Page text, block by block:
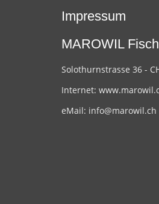
Impressum
MAROWIL
Solothurnstrasse 36 -
Internet:
eMail: info@marowil.ch